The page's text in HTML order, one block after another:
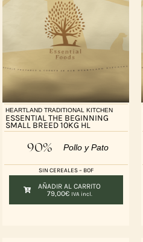
HEARTLAND TRADITIONAL KITCHEN
ESSENTIAL THE BEGINNING
SMALL BREED 10KG HL
90% Pollo y Pato
SIN CEREALES – BOF
AÑADIR AL CARRITO
79,00€ IVA incl.